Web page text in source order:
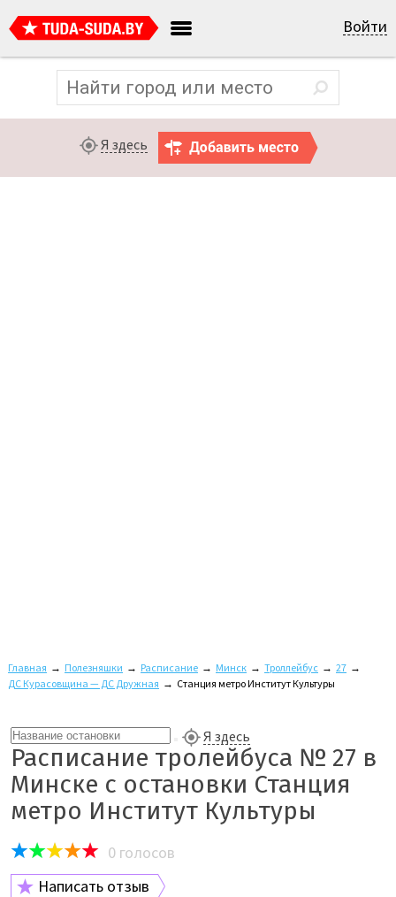
Войти
Я здесь
Главная → Полезняшки → Расписание → Минск → Троллейбус → 27 →
ДС Курасовщина — ДС Дружная → Станция метро Институт Культуры
Я здесь
Расписание тролейбуса № 27 в
Минске с остановки Станция
метро Институт Культуры
0 голосов
Написать отзыв